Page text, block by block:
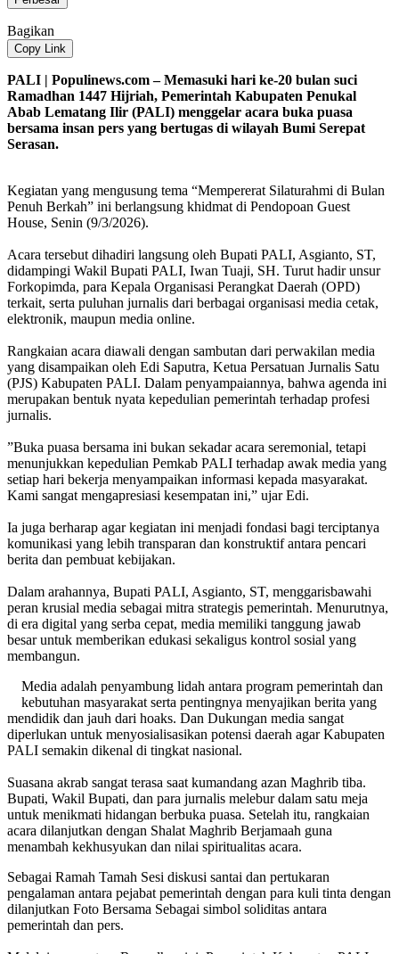
Bagikan
Copy Link
PALI | Populinews.com – Memasuki hari ke-20 bulan suci
Ramadhan 1447 Hijriah, Pemerintah Kabupaten Penukal
Abab Lematang Ilir (PALI) menggelar acara buka puasa
bersama insan pers yang bertugas di wilayah Bumi Serepat
Serasan.
‎Kegiatan yang mengusung tema “Mempererat Silaturahmi di Bulan
Penuh Berkah” ini berlangsung khidmat di Pendopoan Guest
House, Senin (9/3/2026).
‎Acara tersebut dihadiri langsung oleh Bupati PALI, Asgianto, ST,
didampingi Wakil Bupati PALI, Iwan Tuaji, SH. Turut hadir unsur
Forkopimda, para Kepala Organisasi Perangkat Daerah (OPD)
terkait, serta puluhan jurnalis dari berbagai organisasi media cetak,
elektronik, maupun media online.
‎Rangkaian acara diawali dengan sambutan dari perwakilan media
yang disampaikan oleh Edi Saputra, Ketua Persatuan Jurnalis Satu
(PJS) Kabupaten PALI. Dalam penyampaiannya, bahwa agenda ini
merupakan bentuk nyata kepedulian pemerintah terhadap profesi
jurnalis.
‎”Buka puasa bersama ini bukan sekadar acara seremonial, tetapi
menunjukkan kepedulian Pemkab PALI terhadap awak media yang
setiap hari bekerja menyampaikan informasi kepada masyarakat.
Kami sangat mengapresiasi kesempatan ini,” ujar Edi.
‎Ia juga berharap agar kegiatan ini menjadi fondasi bagi terciptanya
komunikasi yang lebih transparan dan konstruktif antara pencari
berita dan pembuat kebijakan.
‎Dalam arahannya, Bupati PALI, Asgianto, ST, menggarisbawahi
peran krusial media sebagai mitra strategis pemerintah. Menurutnya,
di era digital yang serba cepat, media memiliki tanggung jawab
besar untuk memberikan edukasi sekaligus kontrol sosial yang
membangun.
Media adalah penyambung lidah antara program pemerintah dan
kebutuhan masyarakat serta pentingnya menyajikan berita yang
mendidik dan jauh dari hoaks. Dan Dukungan media sangat
diperlukan untuk menyosialisasikan potensi daerah agar Kabupaten
PALI semakin dikenal di tingkat nasional.
‎Suasana akrab sangat terasa saat kumandang azan Maghrib tiba.
Bupati, Wakil Bupati, dan para jurnalis melebur dalam satu meja
untuk menikmati hidangan berbuka puasa. Setelah itu, rangkaian
acara dilanjutkan dengan Shalat Maghrib Berjamaah guna
menambah kekhusyukan dan nilai spiritualitas acara.
Sebagai Ramah Tamah Sesi diskusi santai dan pertukaran
pengalaman antara pejabat pemerintah dengan para kuli tinta dengan
dilanjutkan Foto Bersama Sebagai simbol soliditas antara
pemerintah dan pers.